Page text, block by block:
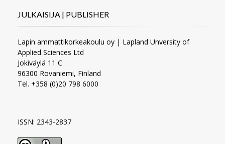
JULKAISIJA | PUBLISHER
Lapin ammattikorkeakoulu oy | Lapland Unversity of
Applied Sciences Ltd
Jokiväylä 11 C
96300 Rovaniemi, Finland
Tel. +358 (0)20 798 6000
ISSN: 2343-2837